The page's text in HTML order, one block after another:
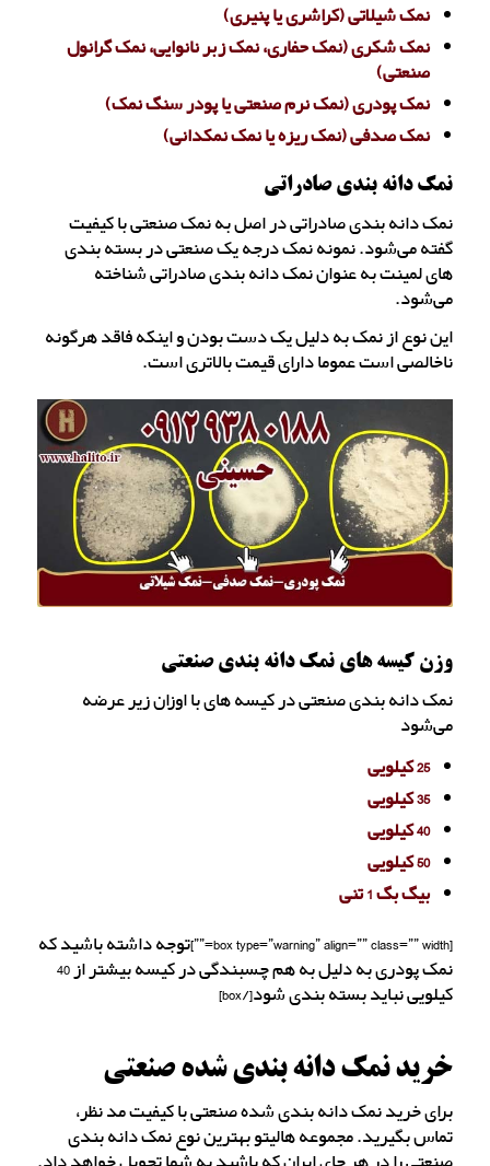
نمک شیلاتی (کراشری یا پنیری)
نمک شکری (نمک حفاری، نمک زبر نانوایی، نمک گرانول
صنعتی)
نمک پودری (نمک نرم صنعتی یا پودر سنگ نمک)
نمک صدفی (نمک ریزه یا نمک نمکدانی)
نمک دانه بندی صادراتی
نمک دانه بندی صادراتی در اصل به نمک صنعتی با کیفیت
گفته می‌شود. نمونه نمک درجه یک صنعتی در بسته بندی
های لمینت به عنوان نمک دانه بندی صادراتی شناخته
می‌شود.
این نوع از نمک به دلیل یک دست بودن و اینکه فاقد هرگونه
ناخالصی است عموما دارای قیمت بالاتری است.
وزن کیسه های نمک دانه بندی صنعتی
نمک دانه بندی صنعتی در کیسه های با اوزان زیر عرضه
می‌شود
25 کیلویی
35 کیلویی
40 کیلویی
50 کیلویی
بیگ بگ 1 تنی
[box type=”warning” align=”” class=”” width=””]توجه داشته باشید که
نمک پودری به دلیل به هم چسبندگی در کیسه بیشتر از 40
کیلویی نباید بسته بندی شود[/box]
خرید نمک دانه بندی شده صنعتی
برای خرید نمک دانه بندی شده صنعتی با کیفیت مد نظر،
تماس بگیرید. مجموعه هالیتو بهترین نوع نمک دانه بندی